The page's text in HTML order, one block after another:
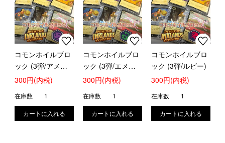
コモンホイルブロ
ック (3弾/アメジ
スト)
300円(内税)
在庫数 1
コモンホイルブロ
ック (3弾/エメラ
ルド)
300円(内税)
在庫数 1
コモンホイルブロ
ック (3弾/ルビー)
300円(内税)
在庫数 1